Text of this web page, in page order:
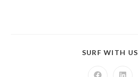
SURF WITH US